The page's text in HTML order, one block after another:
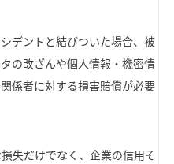
デントと結びついた場合、被
の改ざんや個人情報・機密情
係者に対する損害賠償が必要
失だけでなく、企業の信用そ